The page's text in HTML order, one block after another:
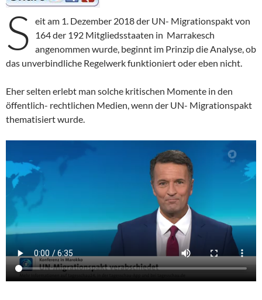
S eit am 1. Dezember 2018 der UN- Migrationspakt von
164 der 192 Mitgliedsstaaten in Marrakesch
angenommen wurde, beginnt im Prinzip die Analyse, ob
das unverbindliche Regelwerk funktioniert oder eben nicht.
Eher selten erlebt man solche kritischen Momente in den
öffentlich- rechtlichen Medien, wenn der UN- Migrationspakt
thematisiert wurde.